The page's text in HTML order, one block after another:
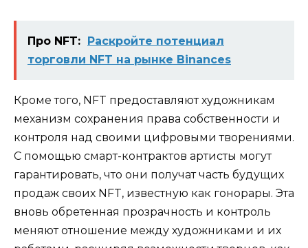
Про NFT: Раскройте потенциал
торговли NFT на рынке Binances
Кроме того, NFT предоставляют художникам
механизм сохранения права собственности и
контроля над своими цифровыми творениями.
С помощью смарт-контрактов артисты могут
гарантировать, что они получат часть будущих
продаж своих NFT, известную как гонорары. Эта
вновь обретенная прозрачность и контроль
меняют отношение между художниками и их